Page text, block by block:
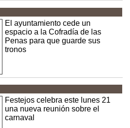
El ayuntamiento cede un
espacio a la Cofradía de las
Penas para que guarde sus
tronos
Festejos celebra este lunes 21
una nueva reunión sobre el
carnaval